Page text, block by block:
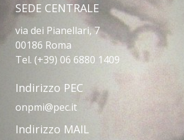
SEDE CENTRALE
via dei Pianellari, 7
00186 Roma
Tel. (+39) 06 6880 1409
Indirizzo PEC
onpmi@pec.it
Indirizzo MAIL